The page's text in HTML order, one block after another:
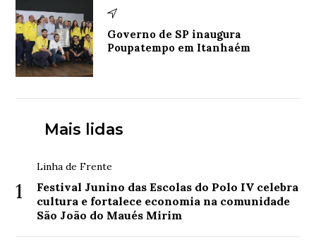
Governo de SP inaugura
Poupatempo em Itanhaém
Mais lidas
1
Linha de Frente
Festival Junino das Escolas do Polo IV celebra
cultura e fortalece economia na comunidade
São João do Maués Mirim